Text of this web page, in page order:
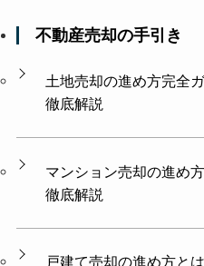
不動産売却の手引き
土地売却の進め方完全
徹底解説
マンション売却の進め
徹底解説
戸建て売却の進め方と